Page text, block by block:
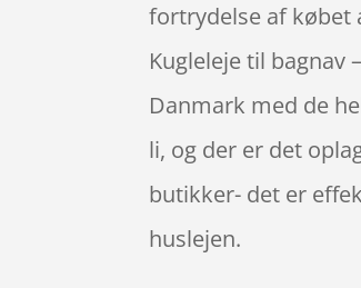
fortrydelse af købet
Kugleleje til bagnav
Danmark med de
li, og der er det
butikker- det er
huslejen.